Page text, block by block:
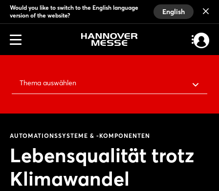
Would you like to switch to the English language
version of the website?
English
Thema auswählen
AUTOMATIONSSYSTEME & -KOMPONENTEN
Lebensqualität trotz
Klimawandel